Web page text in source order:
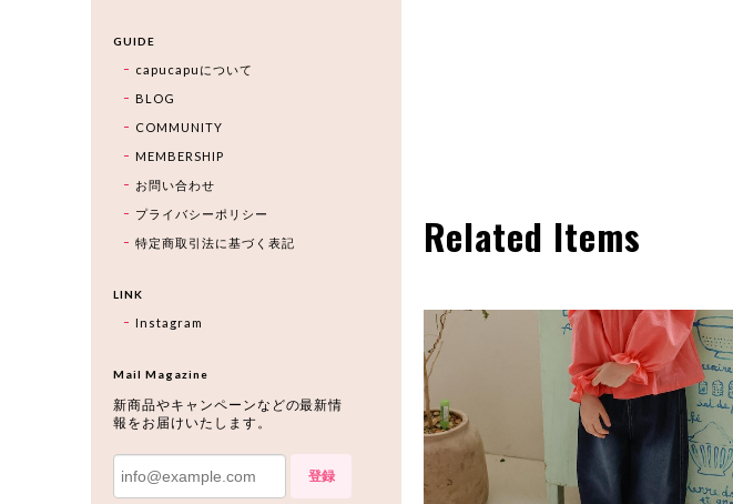
Related Items
GUIDE
capucapuについて
BLOG
COMMUNITY
MEMBERSHIP
お問い合わせ
プライバシーポリシー
特定商取引法に基づく表記
LINK
Instagram
Mail Magazine
新商品やキャンペーンなどの最新情
報をお届けいたします。
登録